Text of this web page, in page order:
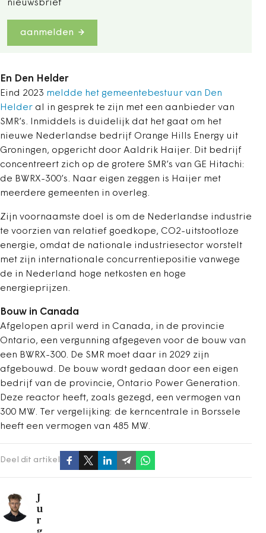
nieuwsbrief
aanmelden
En Den Helder
Eind 2023 meldde het gemeentebestuur van Den
Helder al in gesprek te zijn met een aanbieder van
SMR’s. Inmiddels is duidelijk dat het gaat om het
nieuwe Nederlandse bedrijf Orange Hills Energy uit
Groningen, opgericht door Aaldrik Haijer. Dit bedrijf
concentreert zich op de grotere SMR’s van GE Hitachi:
de BWRX-300’s. Naar eigen zeggen is Haijer met
meerdere gemeenten in overleg.
Zijn voornaamste doel is om de Nederlandse industrie
te voorzien van relatief goedkope, CO2-uitstootloze
energie, omdat de nationale industriesector worstelt
met zijn internationale concurrentiepositie vanwege
de in Nederland hoge netkosten en hoge
energieprijzen.
Bouw in Canada
Afgelopen april werd in Canada, in de provincie
Ontario, een vergunning afgegeven voor de bouw van
een BWRX-300. De SMR moet daar in 2029 zijn
afgebouwd. De bouw wordt gedaan door een eigen
bedrijf van de provincie, Ontario Power Generation.
Deze reactor heeft, zoals gezegd, een vermogen van
300 MW. Ter vergelijking: de kerncentrale in Borssele
heeft een vermogen van 485 MW.
Deel dit artikel
J
u
r